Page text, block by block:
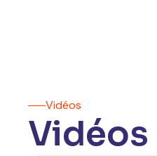
Vidéos
Vidéos